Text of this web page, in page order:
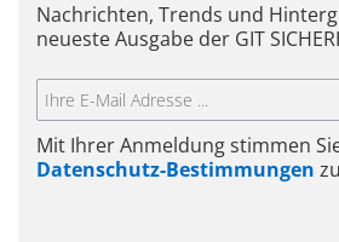
Nachrichten, Trends und
neueste Ausgabe der GIT
Mit Ihrer Anmeldung stimmen
Datenschutz-Bestimmungen